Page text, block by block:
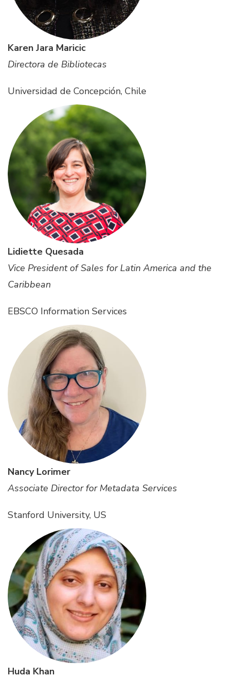
Karen Jara Maricic
Directora de Bibliotecas
Universidad de Concepción, Chile
Lidiette Quesada
Vice President of Sales for Latin America and the
Caribbean
EBSCO Information Services
Nancy Lorimer
Associate Director for Metadata Services
Stanford University, US
Huda Khan